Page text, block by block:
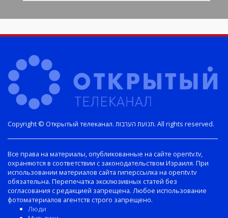
Copyright © Открытый телеканал. תנועת הערבות. All rights reserved.
Все права на материалы, опубликованные на сайте opentv.tv,
охраняются в соответствии с законодательством Израиля. При
использовании материалов сайта гиперссылка на opentv.tv
обязательна. Перепечатка эксклюзивных статей без
согласования с редакцией запрещена. Любое использование
фотоматериалов агентств строго запрещено.
Люди